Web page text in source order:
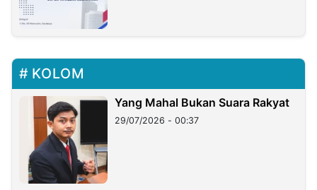
KOLOM
Yang Mahal Bukan Suara Rakyat
29/07/2026 - 00:37